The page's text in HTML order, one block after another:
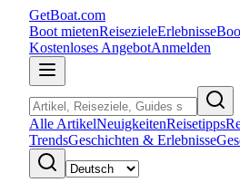
GetBoat.com
Boot mietenReisezieleErlebnisse
Kostenloses AngebotAnmelden
Alle ArtikelNeuigkeitenReisetipps
TrendsGeschichten & Erlebnisse